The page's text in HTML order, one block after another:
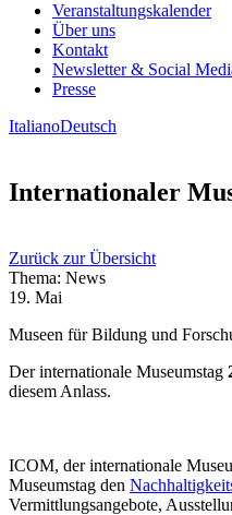
Veranstaltungskalender
Über uns
Kontakt
Newsletter & Social
Presse
ItalianoDeutsch
Internationaler
Zurück zur Übersicht
Thema: News
19. Mai
Museen für Bildung und
Der internationale Museumstag
diesem Anlass.
ICOM, der internationale
Museumstag den
Vermittlungsangebote,